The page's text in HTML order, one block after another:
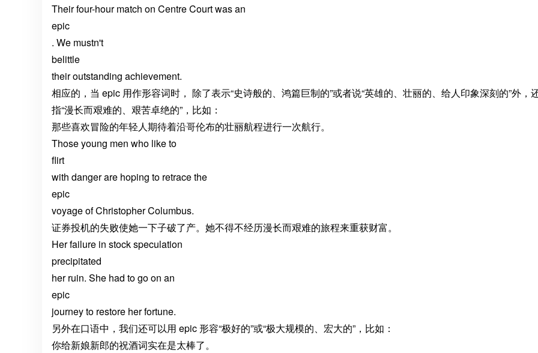
Their four-hour match on Centre Court was an
epic
. We mustn't
belittle
their outstanding achievement.
相应的，当 epic 用作形容词时， 除了表示“史诗般的、鸿篇巨制的”或者说“英雄的、壮丽的、给人印象深刻的”外，
指“漫长而艰难的、艰苦卓绝的”，比如：
那些喜欢冒险的年轻人期待着沿哥伦布的壮丽航程进行一次航行。
Those young men who like to
flirt
with danger are hoping to retrace the
epic
voyage of Christopher Columbus.
证券投机的失败使她一下子破了产。她不得不经历漫长而艰难的旅程来重获财富。
Her failure in stock speculation
precipitated
her ruin. She had to go on an
epic
journey to restore her fortune.
另外在口语中，我们还可以用 epic 形容“极好的”或“极大规模的、宏大的”，比如：
你给新娘新郎的祝酒词实在是太棒了。